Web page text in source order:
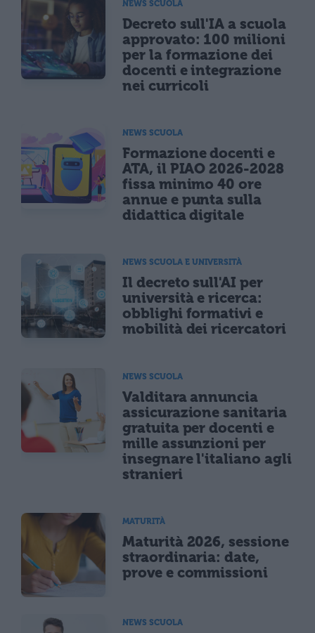
NEWS SCUOLA
Decreto sull'IA a scuola
approvato: 100 milioni
per la formazione dei
docenti e integrazione
nei curricoli
NEWS SCUOLA
Formazione docenti e
ATA, il PIAO 2026-2028
fissa minimo 40 ore
annue e punta sulla
didattica digitale
NEWS SCUOLA E UNIVERSITÀ
Il decreto sull'AI per
università e ricerca:
obblighi formativi e
mobilità dei ricercatori
NEWS SCUOLA
Valditara annuncia
assicurazione sanitaria
gratuita per docenti e
mille assunzioni per
insegnare l'italiano agli
stranieri
MATURITÀ
Maturità 2026, sessione
straordinaria: date,
prove e commissioni
NEWS SCUOLA